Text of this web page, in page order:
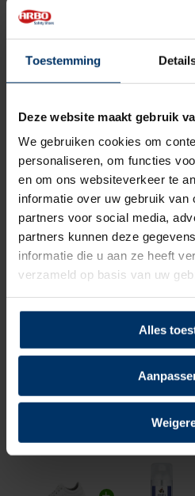
Toestemming
Deze website maakt gebruik
We gebruiken cookies om
personaliseren, om functies
en om ons websiteverkeer te
informatie over uw gebruik van
partners voor social media,
partners kunnen deze
informatie die u aan ze heeft
verzameld op basis van uw
Alles
Zoolbeveiliging
Zoolmateriaal
Antislip Ja
Overige specificaties
Beoordelingen
0 van Gebaseerd op 0
Delen